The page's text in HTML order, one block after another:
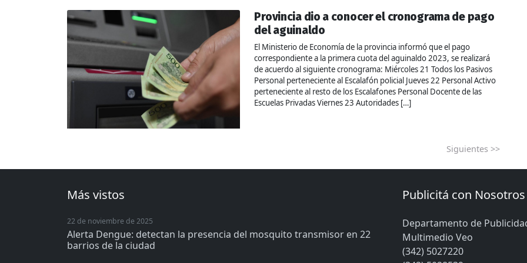
Provincia dio a conocer el cronograma de pago
del aguinaldo
El Ministerio de Economía de la provincia informó que el pago
correspondiente a la primera cuota del aguinaldo 2023, se realizará
de acuerdo al siguiente cronograma: Miércoles 21 Todos los Pasivos
Personal perteneciente al Escalafón policial Jueves 22 Personal Activo
perteneciente al resto de los Escalafones Personal Docente de las
Escuelas Privadas Viernes 23 Autoridades […]
Siguientes >>
Más vistos
22 de noviembre de 2025
Alerta Dengue: detectan la presencia del mosquito transmisor en 22
barrios de la ciudad
Publicitá con Nosotros
Departamento de
Multimedio Veo
(342) 5027220